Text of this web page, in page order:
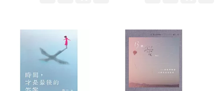
つちのえいち(2)
ふじい葛西(2)
方舟文化(2) 方言文化(2)
日日幸福(2)